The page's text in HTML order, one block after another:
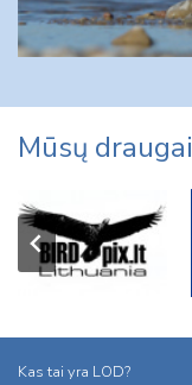
Mūsų draugai
Kas tai yra LOD?